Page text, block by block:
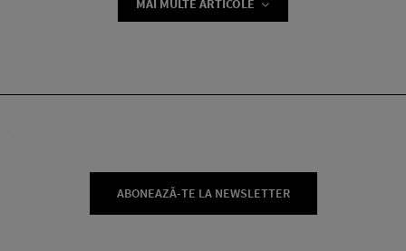
MAI MULTE ARTICOLE
ABONEAZĂ-TE LA NEWSLETTER